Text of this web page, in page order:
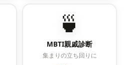
🍵
MBTI親戚診断
集まりの立ち回りに